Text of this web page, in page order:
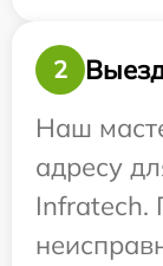
2
Наш
адресу
Infratech.